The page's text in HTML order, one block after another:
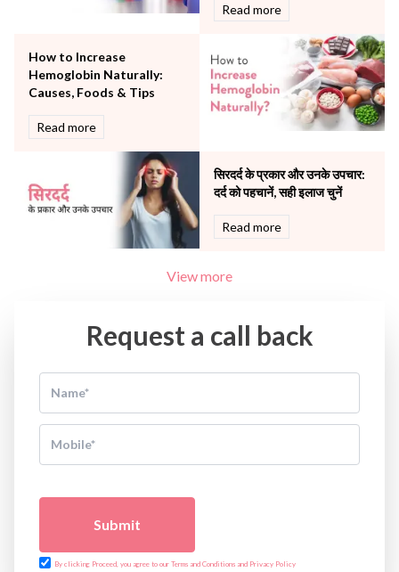
Water Birthing
Read more
How to Increase
Hemoglobin Naturally:
Causes, Foods & Tips
Read more
सिरदर्द के प्रकार और उनके उपचार:
दर्द को पहचानें, सही इलाज चुनें
Read more
View more
Request a call back
Submit
By clicking Proceed, you agree to our Terms and Conditions and Privacy Policy